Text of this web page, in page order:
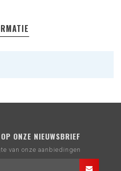
ONZE NIEUWSBRIEF
van onze aanbiedingen